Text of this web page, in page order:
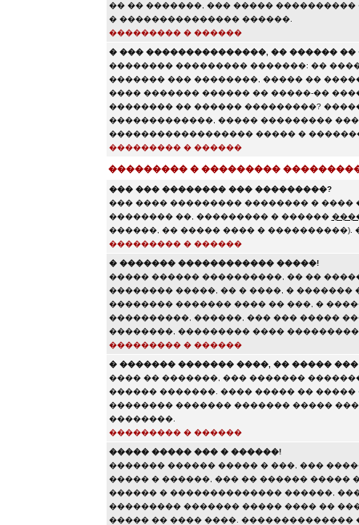
�� �� �������, ��� ����� ����������
� ��������������� ������.
��������� � ������
� ��� ���������������, �� ������ ��
�������� ��������� �������: ��
������� ��� ��������, ����� ��
���� ������� ������ �� �����-��
�������� �� ������ ���������?
�������������, ����� ���������
������������������ ����� �
��������� � ������
��������� � ���������
��� ��� �������� ��� ���������?
��� ���� ��������� �������� � ����
�������� ��, ��������� � ������
������, �� ����� ���� �
��������� � ������
� ������� ������������ �����!
����� ������ ����������, �� ��
�������� �����, �� � ����, �
�������� ������� ���� �� ���, �
����������, ������, ��� ��� �����
��������, ��������� ����
��������� � ������
� ������� ������� ����, �� �����
���� �� �������, ��� �������
������ �������. ���� ����� ��
�������� ������� ������� �����
��������.
��������� � ������
����� ����� ��� � ������!
������� ������ ����� � ���, ���
����� � ������, ��� �� ������ �����
������ � �������������� ������,
��������� ������� ����� ���� ��
����� �� ���� ����.